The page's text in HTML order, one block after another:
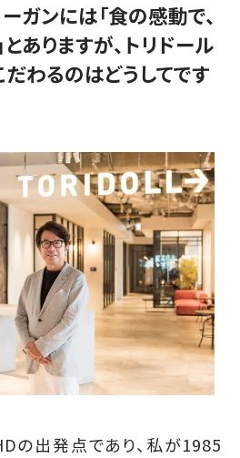
ガンには「食の感動で、
ありますが、トリドール
だわるのはどうしてです
の出発点であり、私が1985